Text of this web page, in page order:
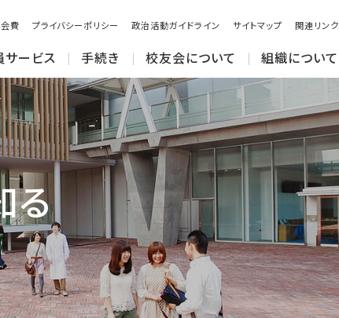
会費 プライバシーポリシー 政治活動ガイドライン サイトマップ 関連リンク
サービス 手続き 校友会について 組織について
る